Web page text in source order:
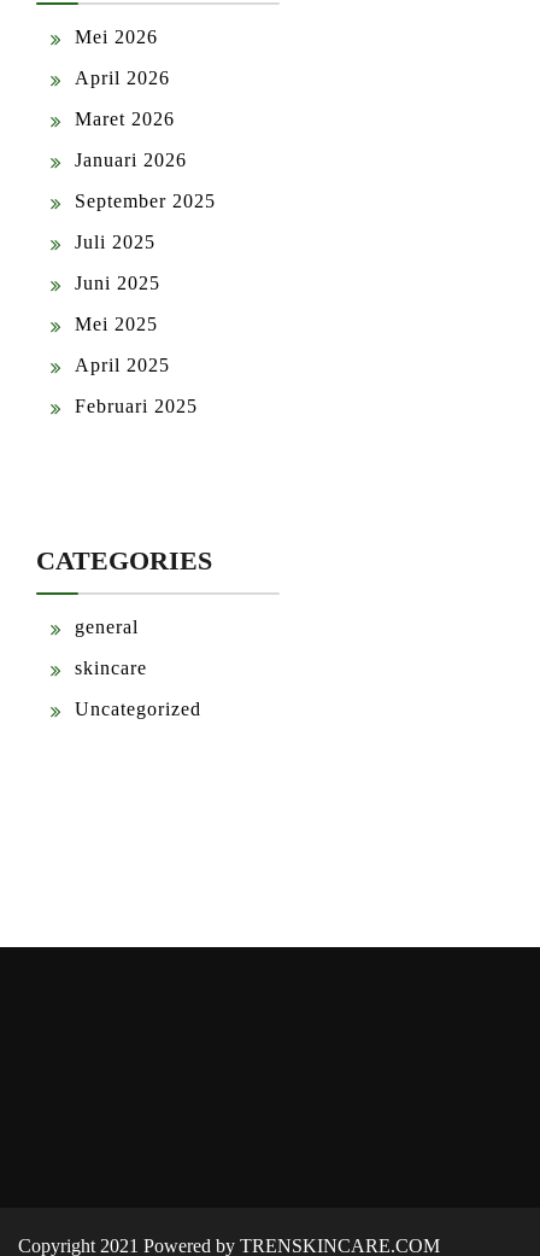
Mei 2026
April 2026
Maret 2026
Januari 2026
September 2025
Juli 2025
Juni 2025
Mei 2025
April 2025
Februari 2025
CATEGORIES
general
skincare
Uncategorized
Copyright 2021 Powered by TRENSKINCARE.COM